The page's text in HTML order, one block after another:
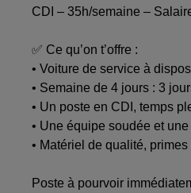
CDI – 35h/semaine –
✅ Ce qu’on t’offre :
• Voiture de service à
• Semaine de 4 jours : 3
• Un poste en CDI, temps
• Une équipe soudée et
• Matériel de qualité, primes
Poste à pourvoir